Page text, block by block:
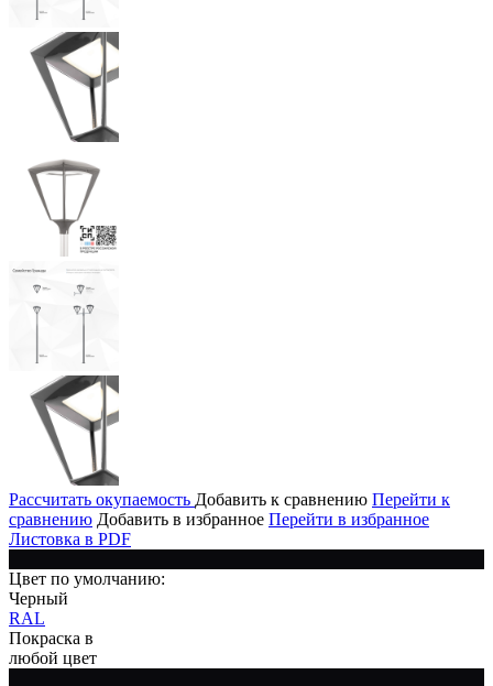
Рассчитать окупаемость Добавить к сравнению Перейти к
сравнению Добавить в избранное Перейти в избранное
Листовка в PDF
Цвет по умолчанию:
Черный
RAL
Покраска в
любой цвет